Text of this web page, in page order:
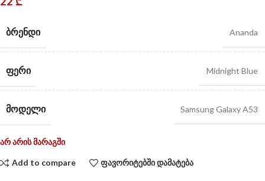
ᲑᲠᲔᲜᲓᲘ Ananda
ᲤᲔᲠᲘ Midnight Blue
ᲛᲝᲓᲔᲚᲘ Samsung Galaxy A53
არ არის მარაგში
Add to compare ფავორიტებში დამატება